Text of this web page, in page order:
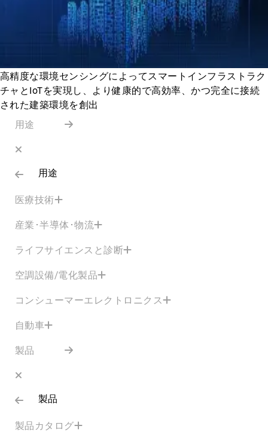
高精度な環境センシングによってスマートインフラストラク
チャとIoTを実現し、より健康的で高効率、かつ完全に接続
された建築環境を創出
用途
用途
医療技術
産業･半導体･物流
ライフサイエンスと診断
空調設備/電化製品
コンシューマーエレクトロニクス
自動車
製品
製品
製品カタログ